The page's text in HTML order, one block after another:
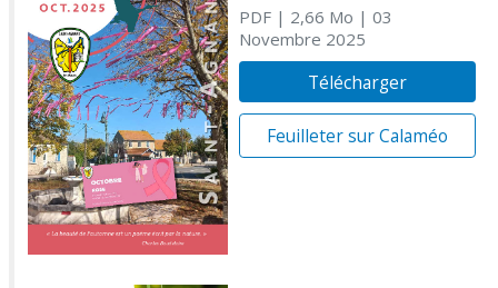
PDF| 2,66 Mo | 03
Novembre 2025
Télécharger
Feuilleter sur Calaméo